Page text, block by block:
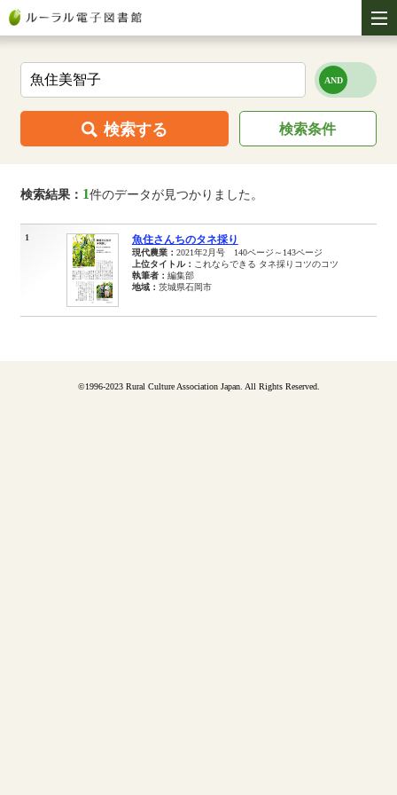
検索する 検索条件
検索結果： 1件のデータが見つかりました。
1 魚住さんちのタネ採り
現代農業： 2021年2月号 140ページ～143ページ
上位タイトル： これならできる タネ採りコツのコツ
執筆者： 編集部
地域： 茨城県石岡市
©1996-2023 Rural Culture Association Japan. All Rights Reserved.